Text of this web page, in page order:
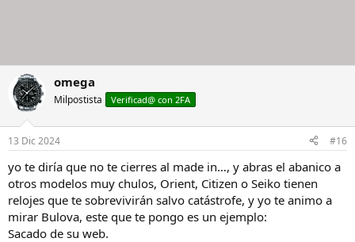
omega
Milpostista Verificad@ con 2FA
13 Dic 2024 #16
yo te diría que no te cierres al made in…, y abras el abanico a
otros modelos muy chulos, Orient, Citizen o Seiko tienen
relojes que te sobrevivirán salvo catástrofe, y yo te animo a
mirar Bulova, este que te pongo es un ejemplo:
Sacado de su web.